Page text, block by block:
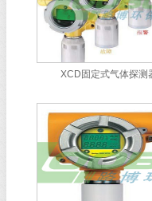
XCD固定式气体探测